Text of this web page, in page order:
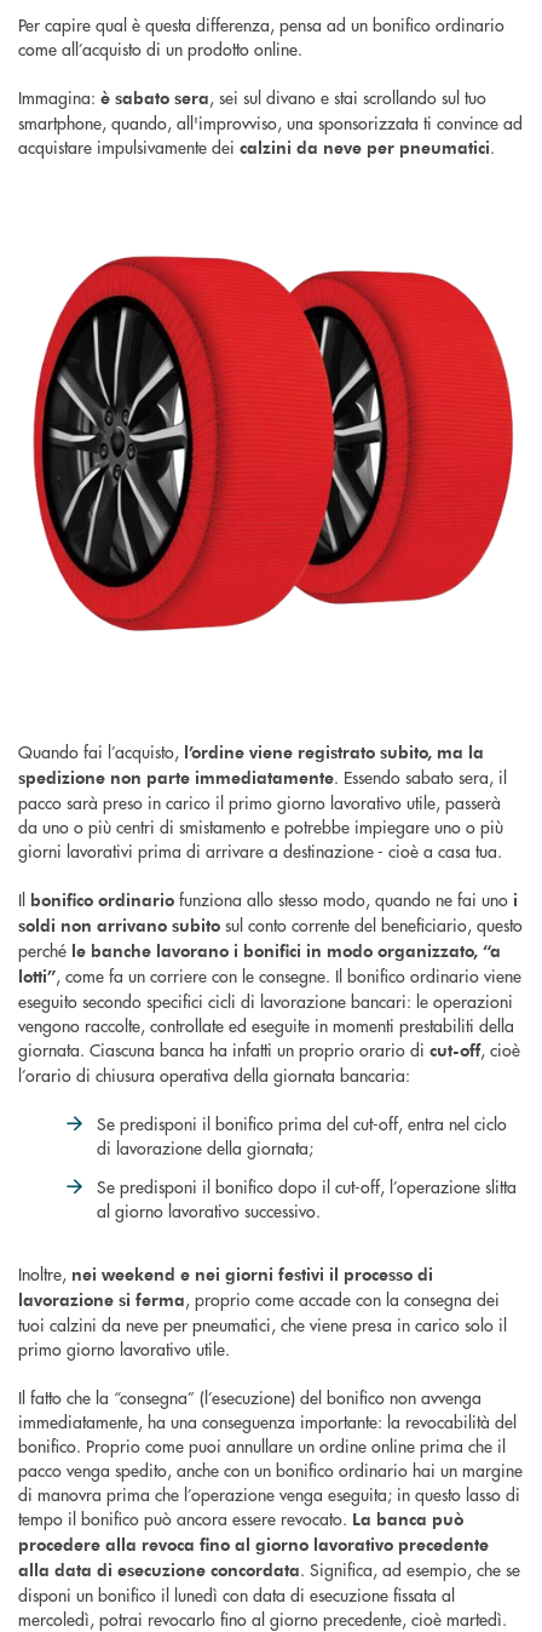
Per capire qual è questa differenza, pensa ad un bonifico ordinario
come all’acquisto di un prodotto online.
Immagina: è sabato sera, sei sul divano e stai scrollando sul tuo
smartphone, quando, all'improvviso, una sponsorizzata ti convince ad
acquistare impulsivamente dei calzini da neve per pneumatici.
Quando fai l’acquisto, l’ordine viene registrato subito, ma la
spedizione non parte immediatamente. Essendo sabato sera, il
pacco sarà preso in carico il primo giorno lavorativo utile, passerà
da uno o più centri di smistamento e potrebbe impiegare uno o più
giorni lavorativi prima di arrivare a destinazione - cioè a casa tua.
Il bonifico ordinario funziona allo stesso modo, quando ne fai uno i
soldi non arrivano subito sul conto corrente del beneficiario, questo
perché le banche lavorano i bonifici in modo organizzato, “a
lotti”, come fa un corriere con le consegne. Il bonifico ordinario viene
eseguito secondo specifici cicli di lavorazione bancari: le operazioni
vengono raccolte, controllate ed eseguite in momenti prestabiliti della
giornata. Ciascuna banca ha infatti un proprio orario di cut-off, cioè
l’orario di chiusura operativa della giornata bancaria:
Se predisponi il bonifico prima del cut-off, entra nel ciclo
di lavorazione della giornata;
Se predisponi il bonifico dopo il cut-off, l’operazione slitta
al giorno lavorativo successivo.
Inoltre, nei weekend e nei giorni festivi il processo di
lavorazione si ferma, proprio come accade con la consegna dei
tuoi calzini da neve per pneumatici, che viene presa in carico solo il
primo giorno lavorativo utile.
Il fatto che la “consegna” (l’esecuzione) del bonifico non avvenga
immediatamente, ha una conseguenza importante: la revocabilità del
bonifico. Proprio come puoi annullare un ordine online prima che il
pacco venga spedito, anche con un bonifico ordinario hai un margine
di manovra prima che l’operazione venga eseguita; in questo lasso di
tempo il bonifico può ancora essere revocato. La banca può
procedere alla revoca fino al giorno lavorativo precedente
alla data di esecuzione concordata. Significa, ad esempio, che se
disponi un bonifico il lunedì con data di esecuzione fissata al
mercoledì, potrai revocarlo fino al giorno precedente, cioè martedì.